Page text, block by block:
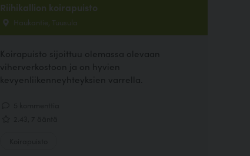
Riihikallion koirapuisto
Haukantie, Tuusula
Koirapuisto sijoittuu olemassa olevaan
viherverkostoon ja on hyvien
kevyenliikenneyhteyksien varrella.